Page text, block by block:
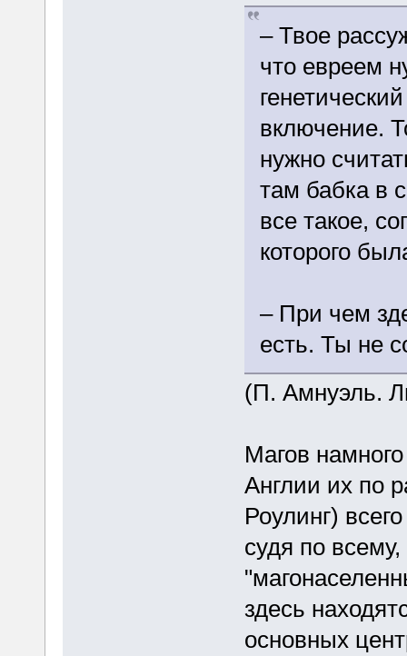
– Твое
что евреем
включение.
нужно
там бабка в
все такое,
которого
– При чем
есть. Ты не
(П. Амнуэль.
Магов
Англии их по
Роулинг)
судя по
здесь
основных